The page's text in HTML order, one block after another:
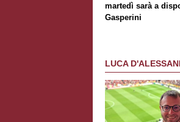
martedì sarà a
Gasperini
LUCA